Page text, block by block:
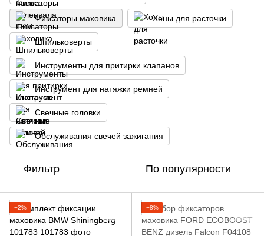
Фиксаторы маховика Xoны для pacтoчки
Шпильковерты
Инструменты для притирки клапанов
Инструмент для натяжки ремней
Свечные головки
Обслуживания свечей зажигания
Фильтр По популярности
−2% −8%